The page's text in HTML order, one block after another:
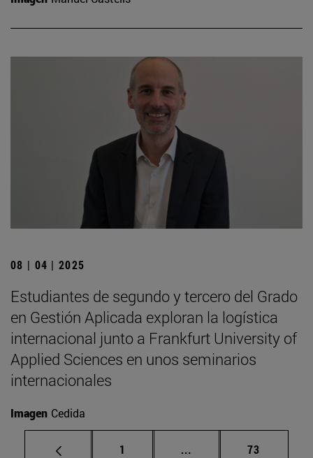
08 | 04 | 2025
Estudiantes de segundo y tercero del Grado
en Gestión Aplicada exploran la logística
internacional junto a Frankfurt University of
Applied Sciences en unos seminarios
internacionales
Imagen Cedida
Página
1 ... Páginas intermedias
Página
73